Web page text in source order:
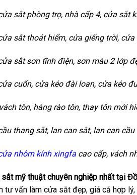
sắt phòng trọ, nhà cấp 4, cửa sắt
sắt thoát hiểm, cửa giếng trời,
sắt sơn tĩnh điện, sơn màu 2 lớp
cuốn, cửa kéo đài loan, cửa kéo
tôn, hàng rào tôn, thay tôn mới
thang sắt, lan can sắt, lan can
nhôm kính xingfacao cấp, vách
mỹ thuật chuyên nghiệp nhất tại
tư vấn làm cửa sắt đẹp, giá cả hợp